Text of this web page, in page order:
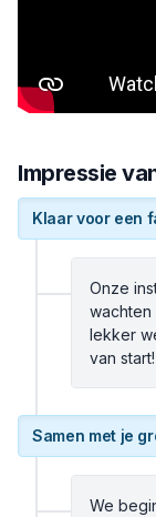
Impressie
Klaar voor een
Onze
wachten
lekker
van start!
Samen met je
We